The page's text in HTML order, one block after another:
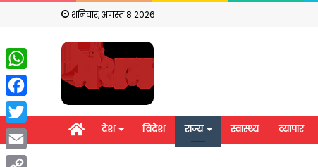
शनिवार, अगस्त 8 2026
होम देश विदेश राज्य स्वास्थ्य व्यापार
WhatsApp
Facebook
Twitter
Email